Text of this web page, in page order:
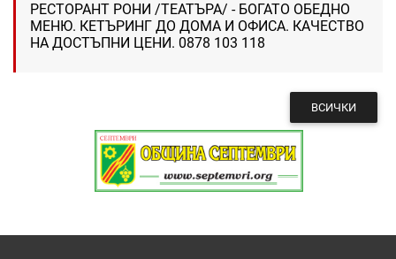
РЕСТОРАНТ РОНИ /ТЕАТЪРА/ - БОГАТО ОБЕДНО
МЕНЮ. КЕТЪРИНГ ДО ДОМА И ОФИСА. КАЧЕСТВО
НА ДОСТЪПНИ ЦЕНИ. 0878 103 118
ВСИЧКИ